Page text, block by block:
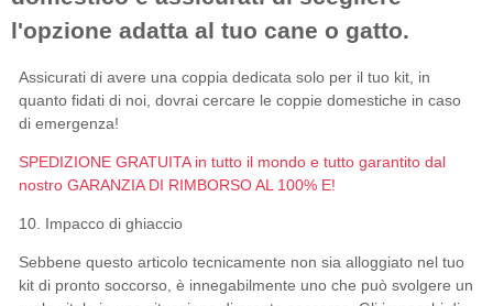
SPEDIZIONE GRATUITA in tutto il mondo e tutto garantito dal
nostro GARANZIA DI RIMBORSO AL 100% E!